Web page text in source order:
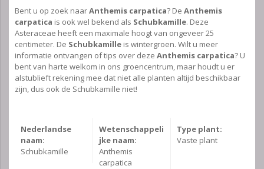
Bent u op zoek naarAnthemis carpatica? De Anthemis
carpatica is ook wel bekend als Schubkamille. Deze
Asteraceae heeft een maximale hoogt van ongeveer 25
centimeter. De Schubkamille is wintergroen. Wilt u meer
informatie ontvangen of tips over deze Anthemis carpatica? U
bent van harte welkom in ons groencentrum, maar houdt u er
alstublieft rekening mee dat niet alle planten altijd beschikbaar
zijn, dus ook de Schubkamille niet!
Nederlandse
naam:
Schubkamille
Wetenschappeli
jke naam:
Anthemis
carpatica
Type plant:
Vaste plant